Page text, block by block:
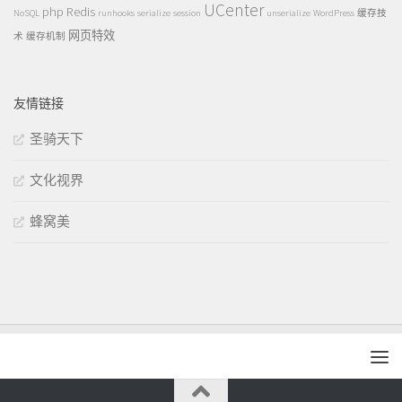
NoSQL php Redis runhooks serialize session UCenter unserialize WordPress 缓存技
术 缓存机制 网页特效
友情链接
圣骑天下
文化视界
蜂窝美